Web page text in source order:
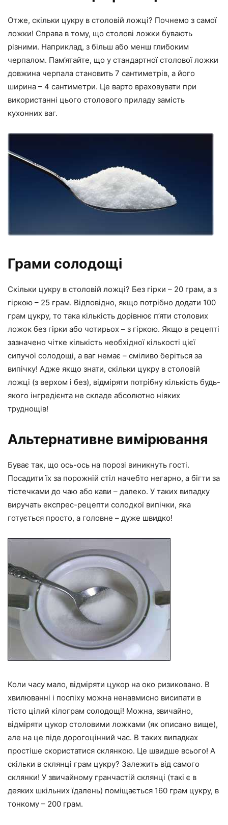
Отже, скільки цукру в столовій ложці? Почнемо з самої
ложки! Справа в тому, що столові ложки бувають
різними. Наприклад, з більш або менш глибоким
черпалом. Пам’ятайте, що у стандартної столової ложки
довжина черпала становить 7 сантиметрів, а його
ширина – 4 сантиметри. Це варто враховувати при
використанні цього столового приладу замість
кухонних ваг.
Грами солодощі
Скільки цукру в столовій ложці? Без гірки – 20 грам, а з
гіркою – 25 грам. Відповідно, якщо потрібно додати 100
грам цукру, то така кількість дорівнює п’яти столових
ложок без гірки або чотирьох – з гіркою. Якщо в рецепті
зазначено чітке кількість необхідної кількості цієї
сипучої солодощі, а ваг немає – сміливо беріться за
випічку! Адже якщо знати, скільки цукру в столовій
ложці (з верхом і без), відміряти потрібну кількість будь-
якого інгредієнта не складе абсолютно ніяких
труднощів!
Альтернативне вимірювання
Буває так, що ось-ось на порозі виникнуть гості.
Посадити їх за порожній стіл начебто негарно, а бігти за
тістечками до чаю або кави – далеко. У таких випадку
виручать експрес-рецепти солодкої випічки, яка
готується просто, а головне – дуже швидко!
Коли часу мало, відміряти цукор на око ризиковано. В
хвилюванні і поспіху можна ненавмисно висипати в
тісто цілий кілограм солодощі! Можна, звичайно,
відміряти цукор столовими ложками (як описано вище),
але на це піде дорогоцінний час. В таких випадках
простіше скористатися склянкою. Це швидше всього! А
скільки в склянці грам цукру? Залежить від самого
склянки! У звичайному гранчастій склянці (такі є в
деяких шкільних їдалень) поміщається 160 грам цукру, в
тонкому – 200 грам.